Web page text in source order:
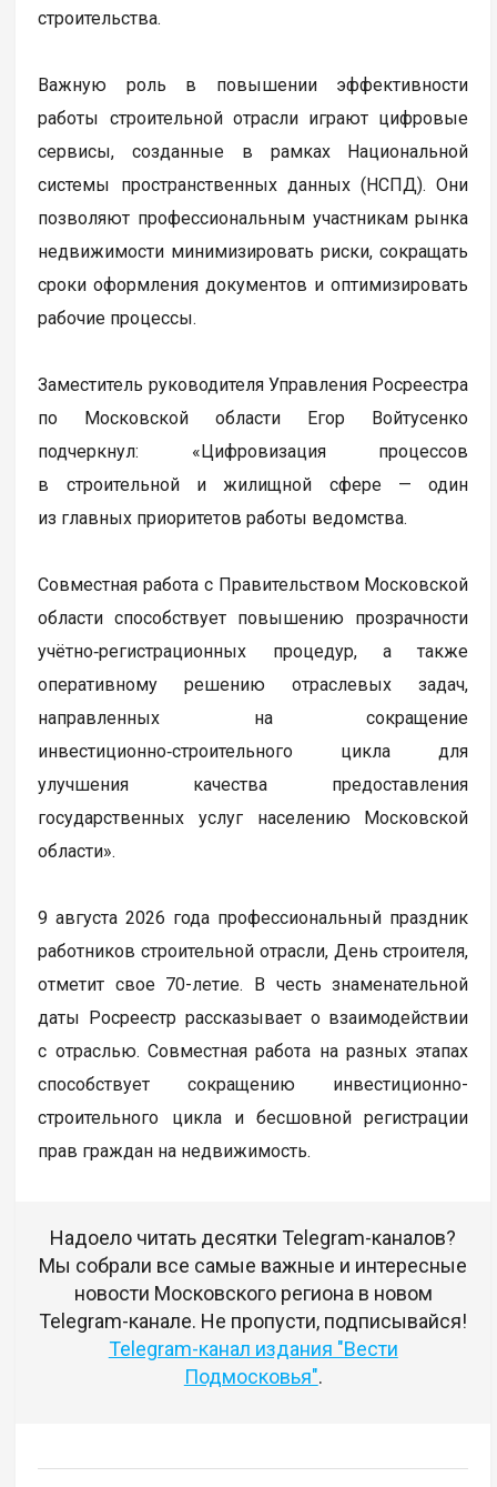
строительства.
Важную роль в повышении эффективности
работы строительной отрасли играют цифровые
сервисы, созданные в рамках Национальной
системы пространственных данных (НСПД). Они
позволяют профессиональным участникам рынка
недвижимости минимизировать риски, сокращать
сроки оформления документов и оптимизировать
рабочие процессы.
Заместитель руководителя Управления Росреестра
по Московской области Егор Войтусенко
подчеркнул: «Цифровизация процессов
в строительной и жилищной сфере — один
из главных приоритетов работы ведомства.
Совместная работа с Правительством Московской
области способствует повышению прозрачности
учётно‑регистрационных процедур, а также
оперативному решению отраслевых задач,
направленных на сокращение
инвестиционно‑строительного цикла для
улучшения качества предоставления
государственных услуг населению Московской
области».
9 августа 2026 года профессиональный праздник
работников строительной отрасли, День строителя,
отметит свое 70-летие. В честь знаменательной
даты Росреестр рассказывает о взаимодействии
с отраслью. Совместная работа на разных этапах
способствует сокращению инвестиционно-
строительного цикла и бесшовной регистрации
прав граждан на недвижимость.
Надоело читать десятки Telegram-каналов?
Мы собрали все самые важные и интересные
новости Московского региона в новом
Telegram-канале. Не пропусти, подписывайся!
Telegram-канал издания "Вести
Подмосковья".